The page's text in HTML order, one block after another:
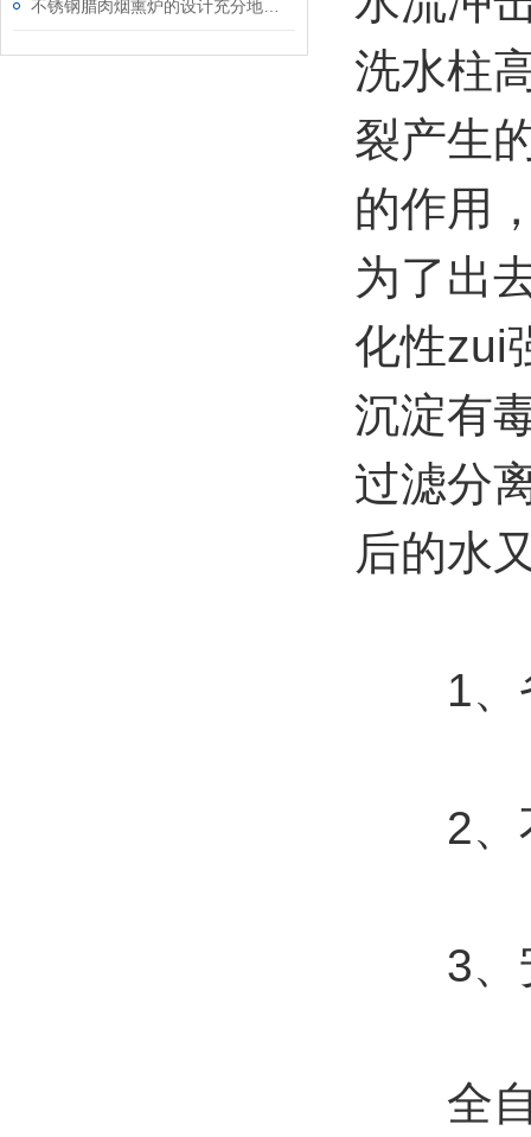
洗水柱
裂产生
的作用
为了出
化性zui
沉淀有
过滤分
后的水
1、省
2、不
3、安
全自